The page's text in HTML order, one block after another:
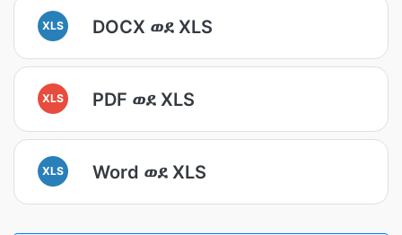
XLS DOCX ወደ XLS
XLS PDF ወደ XLS
XLS Word ወደ XLS